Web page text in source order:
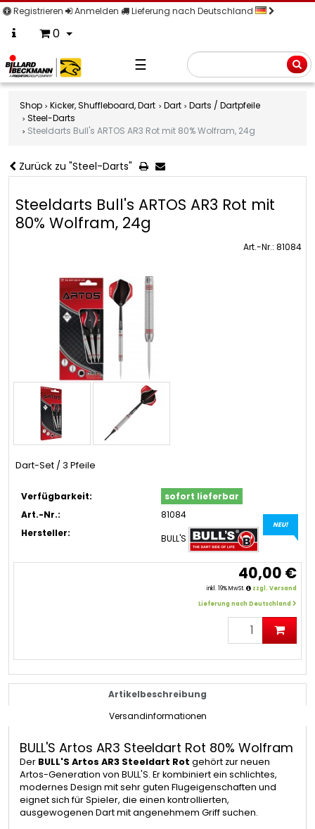
Registrieren Anmelden Lieferung nach Deutschland
0
☰
Shop Kicker, Shuffleboard, Dart Dart
Darts / Dartpfeile
Steel-Darts
Steeldarts Bull's ARTOS AR3 Rot mit 80% Wolfram, 24g
Zurück zu "Steel-Darts"
Steeldarts Bull's ARTOS AR3 Rot mit
80% Wolfram, 24g
Art.-Nr.: 81084
Dart-Set / 3 Pfeile
Verfügbarkeit:
sofort lieferbar
Art.-Nr.:
81084
Hersteller:
BULL'S
NEU!
40,00 €
inkl. 19% MwSt.
zzgl. Versand
Lieferung nach Deutschland
Artikelbeschreibung
Versandinformationen
BULL'S Artos AR3 Steeldart Rot 80% Wolfram
Der BULL'S Artos AR3 Steeldart Rot gehört zur neuen
Artos-Generation von BULL'S. Er kombiniert ein schlichtes,
modernes Design mit sehr guten Flugeigenschaften und
eignet sich für Spieler, die einen kontrollierten,
ausgewogenen Dart mit angenehmem Griff suchen.